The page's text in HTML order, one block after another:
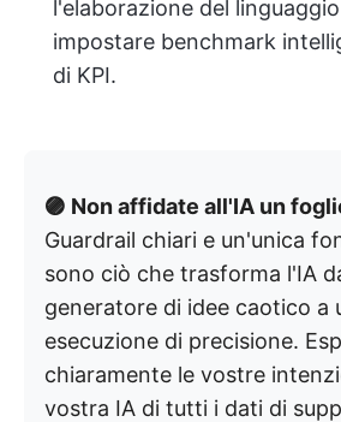
l'elaborazione del
impostare benchmark
di KPI.
🟣 Non affidate all'IA un
Guardrail chiari e un'unica
sono ciò che trasforma l'IA
generatore di idee caotico a
esecuzione di precisione.
chiaramente le vostre
vostra IA di tutti i dati di